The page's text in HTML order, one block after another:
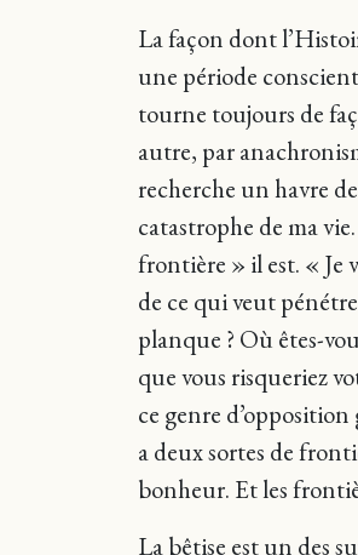
La façon dont
une période
tourne toujours de
autre, par
recherche un havre
catastrophe de ma
frontière » il est. « Je
de ce qui veut
planque ? Où êtes-
que vous risqueriez
ce genre
a deux sortes de
bonheur. Et les
La bêtise est un des